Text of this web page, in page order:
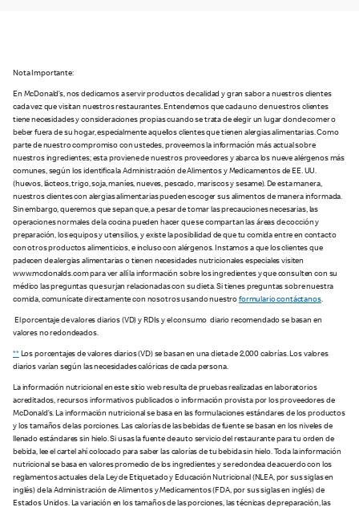
Nota Importante:
En McDonald’s, nos dedicamos a servir productos de calidad y gran sabor a nuestros clientes
cada vez que visitan nuestros restaurantes. Entendemos que cada uno de nuestros clientes
tiene necesidades y consideraciones propias cuando se trata de elegir un lugar donde comer o
beber fuera de su hogar, especialmente aquellos clientes que tienen alergias alimentarias. Como
parte de nuestro compromiso con ustedes, proveemos la información más actual sobre
nuestros ingredientes; esta proviene de nuestros proveedores y abarca los nueve alérgenos más
comunes, según los identifica la Administración de Alimentos y Medicamentos de EE. UU.
(huevos, lácteos, trigo, soja, maníes, nueves, pescado, mariscos y sesame). De esta manera,
nuestros clientes con alergias alimentarias pueden escoger sus alimentos de manera informada.
Sin embargo, queremos que sepan que, a pesar de tomar las precauciones necesarias, las
operaciones normales de la cocina pueden hacer que se compartan las áreas de cocción y
preparación, los equipos y utensilios, y existe la posibilidad de que tu comida entre en contacto
con otros productos alimenticios, e incluso con alérgenos. Instamos a que los clientes que
padecen de alergias alimentarias o tienen necesidades nutricionales especiales visiten
www.mcdonalds.com para ver allí la información sobre los ingredientes y que consulten con su
médico las preguntas que surjan relacionadas con su dieta. Si tienes preguntas sobre nuestra
comida, comunícate directamente con nosotros usando nuestroformulario contáctanos.
El porcentaje de valores diarios (VD) y RDIs y el consumo diario recomendado se basan en
valores no redondeados.
**Los porcentajes de valores diarios (VD) se basan en una dieta de 2,000 calorías. Los valores
diarios varían según las necesidades calóricas de cada persona.
La información nutricional en este sitio web resulta de pruebas realizadas en laboratorios
acreditados, recursos informativos publicados o información provista por los proveedores de
McDonald’s. La información nutricional se basa en las formulaciones estándares de los productos
y los tamaños de las porciones. Las calorías de las bebidas de fuente se basan en los niveles de
llenado estándares sin hielo. Si usas la fuente de auto servicio del restaurante para tu orden de
bebida, lee el cartel ahí colocado para saber las calorías de tu bebida sin hielo. Toda la información
nutricional se basa en valores promedio de los ingredientes y se redondea de acuerdo con los
reglamentos actuales de la Ley de Etiquetado y Educación Nutricional (NLEA, por sus siglas en
inglés) de la Administración de Alimentos y Medicamentos (FDA, por sus siglas en inglés) de
Estados Unidos. La variación en los tamaños de las porciones, las técnicas de preparación, las